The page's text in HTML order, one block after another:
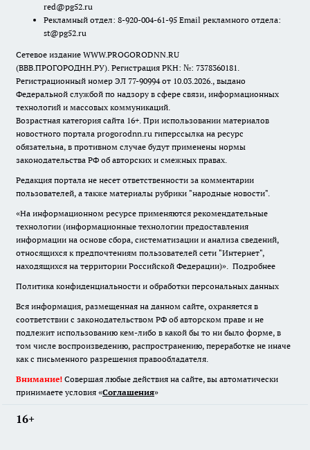
red@pg52.ru
Рекламный отдел: 8-920-004-61-95 Email рекламного отдела:
st@pg52.ru
Сетевое издание WWW.PROGORODNN.RU
(ВВВ.ПРОГОРОДНН.РУ). Регистрация РКН: №: 7378360181.
Регистрационный номер ЭЛ 77-90994 от 10.03.2026., выдано
Федеральной службой по надзору в сфере связи, информационных
технологий и массовых коммуникаций.
Возрастная категория сайта 16+. При использовании материалов
новостного портала progorodnn.ru гиперссылка на ресурс
обязательна, в противном случае будут применены нормы
законодательства РФ об авторских и смежных правах.
Редакция портала не несет ответственности за комментарии
пользователей, а также материалы рубрики "народные новости".
«На информационном ресурсе применяются рекомендательные
технологии (информационные технологии предоставления
информации на основе сбора, систематизации и анализа сведений,
относящихся к предпочтениям пользователей сети "Интернет",
находящихся на территории Российской Федерации)». Подробнее
Политика конфиденциальности и обработки персональных данных
Вся информация, размещенная на данном сайте, охраняется в
соответствии с законодательством РФ об авторском праве и не
подлежит использованию кем-либо в какой бы то ни было форме, в
том числе воспроизведению, распространению, переработке не иначе
как с письменного разрешения правообладателя.
Внимание! Совершая любые действия на сайте, вы автоматически
принимаете условия «Cоглашения»
16+